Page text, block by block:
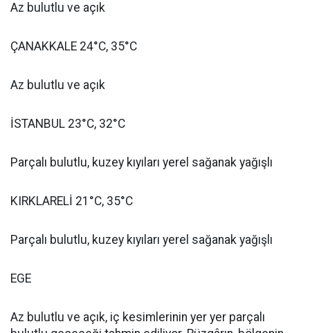
Az bulutlu ve açık
ÇANAKKALE 24°C, 35°C
Az bulutlu ve açık
İSTANBUL 23°C, 32°C
Parçalı bulutlu, kuzey kıyıları yerel sağanak yağışlı
KIRKLARELİ 21°C, 35°C
Parçalı bulutlu, kuzey kıyıları yerel sağanak yağışlı
EGE
Az bulutlu ve açık, iç kesimlerinin yer yer parçalı